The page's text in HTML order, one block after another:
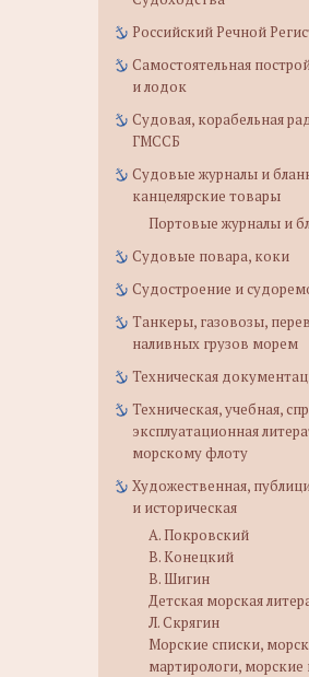
Российский Речной
Самостоятельная
и лодок
Судовая, корабельная
ГМССБ
Судовые журналы и
канцелярские товары
Портовые журналы и
Судовые повара, коки
Судостроение и
Танкеры, газовозы,
наливных грузов морем
Техническая
Техническая, учебная,
эксплуатационная
морскому флоту
Художественная,
и историческая
А. Покровский
В. Конецкий
В. Шигин
Детская морская
Л. Скрягин
Морские списки,
мартирологи, морские